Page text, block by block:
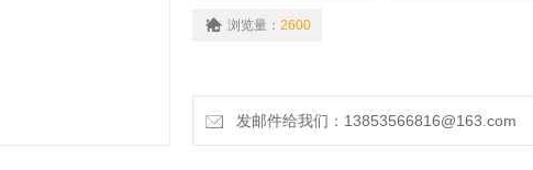
浏览量： 2600
发邮件给我们：13853566816@163.com